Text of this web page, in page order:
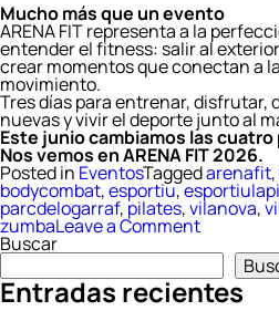
Mucho más que un evento
ARENA FIT representa a la
entender el fitness: salir al
crear momentos que conectan a
movimiento.
Tres días para entrenar, disfrutar,
nuevas y vivir el deporte junto al
Este junio cambiamos las
Nos vemos en ARENA FIT 2026.
Posted in EventosTaggedarenafit,
bodycombat,esportiu,
parcdelogarraf, pilates,vilanova,
zumbaLeave a Commenton
FIT
2026:
el
Buscar
Entradas recientes